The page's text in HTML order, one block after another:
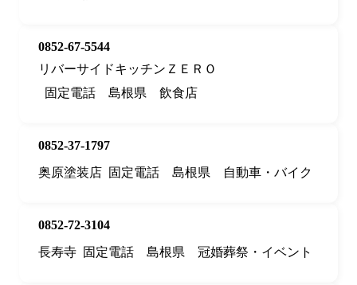
0852-67-5544
リバーサイドキッチンＺＥＲＯ
固定電話
島根県 飲食店
0852-37-1797
奥原塗装店 固定電話 島根県 自動車・バイク
0852-72-3104
長寿寺 固定電話 島根県 冠婚葬祭・イベント